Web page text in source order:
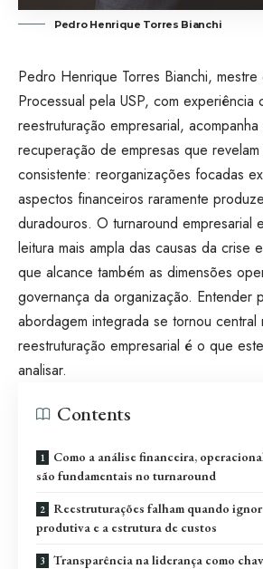
Pedro Henrique Torres Bianchi
Pedro Henrique Torres Bianchi,
Processual pela USP, com experiência
reestruturação empresarial,
recuperação de empresas que
consistente: reorganizações focadas
aspectos financeiros raramente
duradouros. O turnaround empresarial
leitura mais ampla das causas da crise
que alcance também as dimensões
governança da organização. Entender
abordagem integrada se tornou central
reestruturação empresarial é o que
analisar.
Contents
Como a análise financeira,
são fundamentais no turnaround
Reestruturações falham quando
produtiva e a estrutura de custos
Transparência na liderança como